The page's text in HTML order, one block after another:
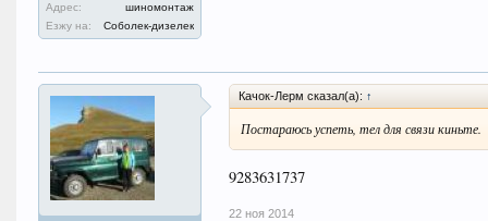
Адрес:
шиномонтаж
Езжу на:
Соболек-дизелек
Качок-Лерм сказал(а): ↑
Постараюсь успеть, тел для связи киньте.
9283631737
22 ноя 2014